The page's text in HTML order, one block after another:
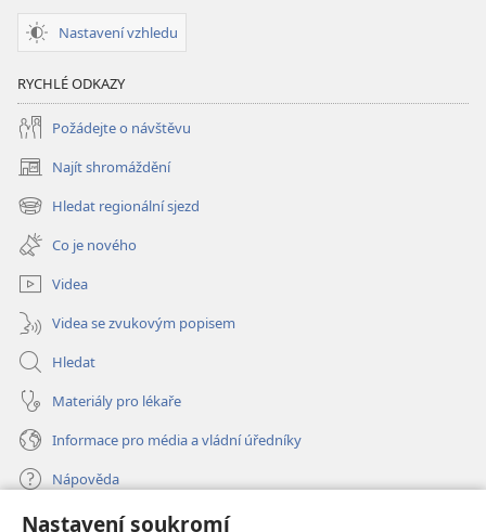
Nastavení soukromí
Nastavení vzhledu
RYCHLÉ ODKAZY
Požádejte o návštěvu
Najít shromáždění
(otevřeno
nové
okno)
Hledat regionální sjezd
(otevřeno
nové
okno)
Co je nového
Videa
Videa se zvukovým popisem
Hledat
Materiály pro lékaře
Informace pro média a vládní úředníky
Nápověda